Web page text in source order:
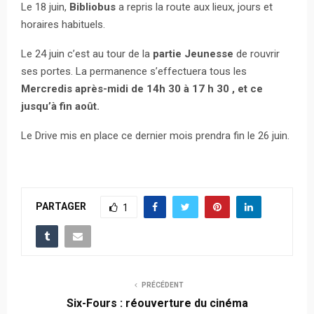
Le 18 juin, Bibliobus a repris la route aux lieux, jours et
horaires habituels.
Le 24 juin c’est au tour de la partie Jeunesse de rouvrir
ses portes. La permanence s’effectuera tous les
Mercredis après-midi de 14h 30 à 17 h 30 , et ce
jusqu’à fin août.
Le Drive mis en place ce dernier mois prendra fin le 26 juin.
PARTAGER 1
PRÉCÉDENT
Six-Fours : réouverture du cinéma